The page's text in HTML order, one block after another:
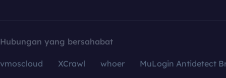
Hubungan yang bersahabat
vmoscloud XCrawl whoer
MuLogin Antidetect